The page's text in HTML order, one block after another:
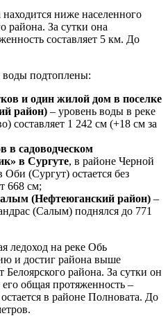
ниже населенного
района. За сутки она
составляет 5 км. До
воды подтоплены:
и один жилой дом в поселке
район) – уровень воды в реке
составляет 1 242 см (+18 см за
в садоводческом
в Сургуте, в районе Черной
(Сургут) остается без
668 см;
(Нефтеюганский район) –
(Салым) поднялся до 771
ледоход на реке Обь
и достиг района выше
Белоярского района. За сутки он
общая протяженность –
в районе Полновата. До